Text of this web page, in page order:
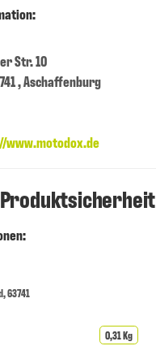
Str. 10
, Aschaffenburg
www.motodox.de
63741
0,31 Kg